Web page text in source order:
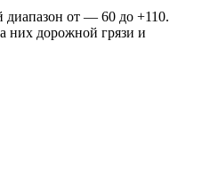
диапазон от — 60 до +110.
них дорожной грязи и